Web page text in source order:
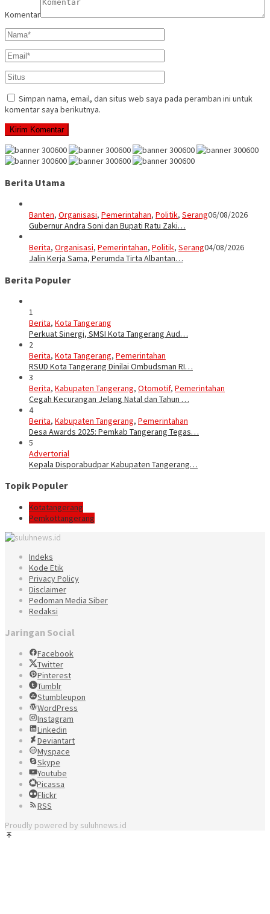
Komentar
Simpan nama, email, dan situs web saya pada peramban ini untuk
komentar saya berikutnya.
Berita Utama
Banten, Organisasi, Pemerintahan, Politik, Serang06/08/2026
Gubernur Andra Soni dan Bupati Ratu Zaki…
Berita, Organisasi, Pemerintahan, Politik, Serang04/08/2026
Jalin Kerja Sama, Perumda Tirta Albantan…
Berita Populer
1
Berita, Kota Tangerang
Perkuat Sinergi, SMSI Kota Tangerang Aud…
2
Berita, Kota Tangerang, Pemerintahan
RSUD Kota Tangerang Dinilai Ombudsman RI…
3
Berita, Kabupaten Tangerang, Otomotif, Pemerintahan
Cegah Kecurangan Jelang Natal dan Tahun …
4
Berita, Kabupaten Tangerang, Pemerintahan
Desa Awards 2025: Pemkab Tangerang Tegas…
5
Advertorial
Kepala Disporabudpar Kabupaten Tangerang…
Topik Populer
Kotatangerang
Pemkottangerang
Indeks
Kode Etik
Privacy Policy
Disclaimer
Pedoman Media Siber
Redaksi
Jaringan Social
Facebook
Twitter
Pinterest
Tumblr
Stumbleupon
WordPress
Instagram
Linkedin
Deviantart
Myspace
Skype
Youtube
Picassa
Flickr
RSS
Proudly powered by suluhnews.id